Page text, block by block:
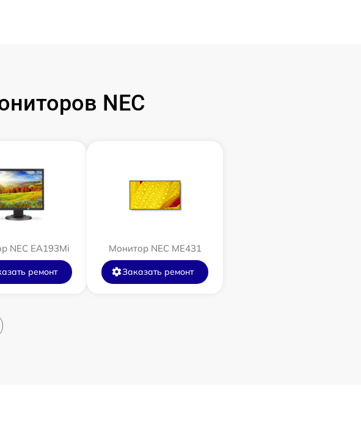
NEC
NEC EA193Mi
ремонт
Монитор NEC ME431
Заказать ремонт